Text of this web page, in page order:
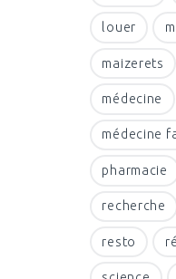
louer
maizerets
médecine
médecine
pharmacie
recherche
resto